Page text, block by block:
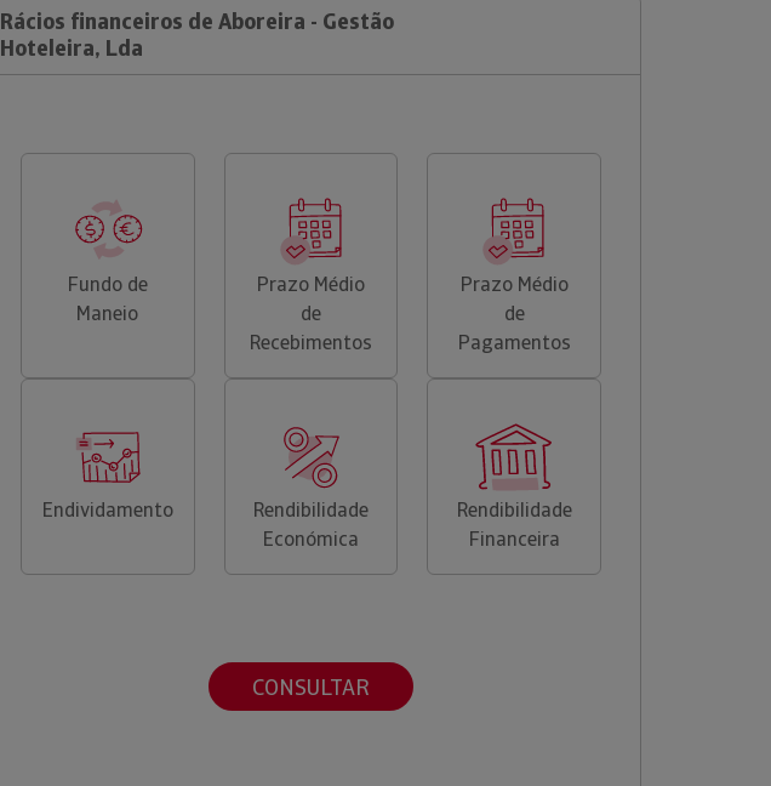
Rácios financeiros de Aboreira - Gestão
Hoteleira, Lda
Fundo de
Maneio
Prazo Médio
de
Recebimentos
Prazo Médio
de
Pagamentos
Endividamento
Rendibilidade
Económica
Rendibilidade
Financeira
CONSULTAR